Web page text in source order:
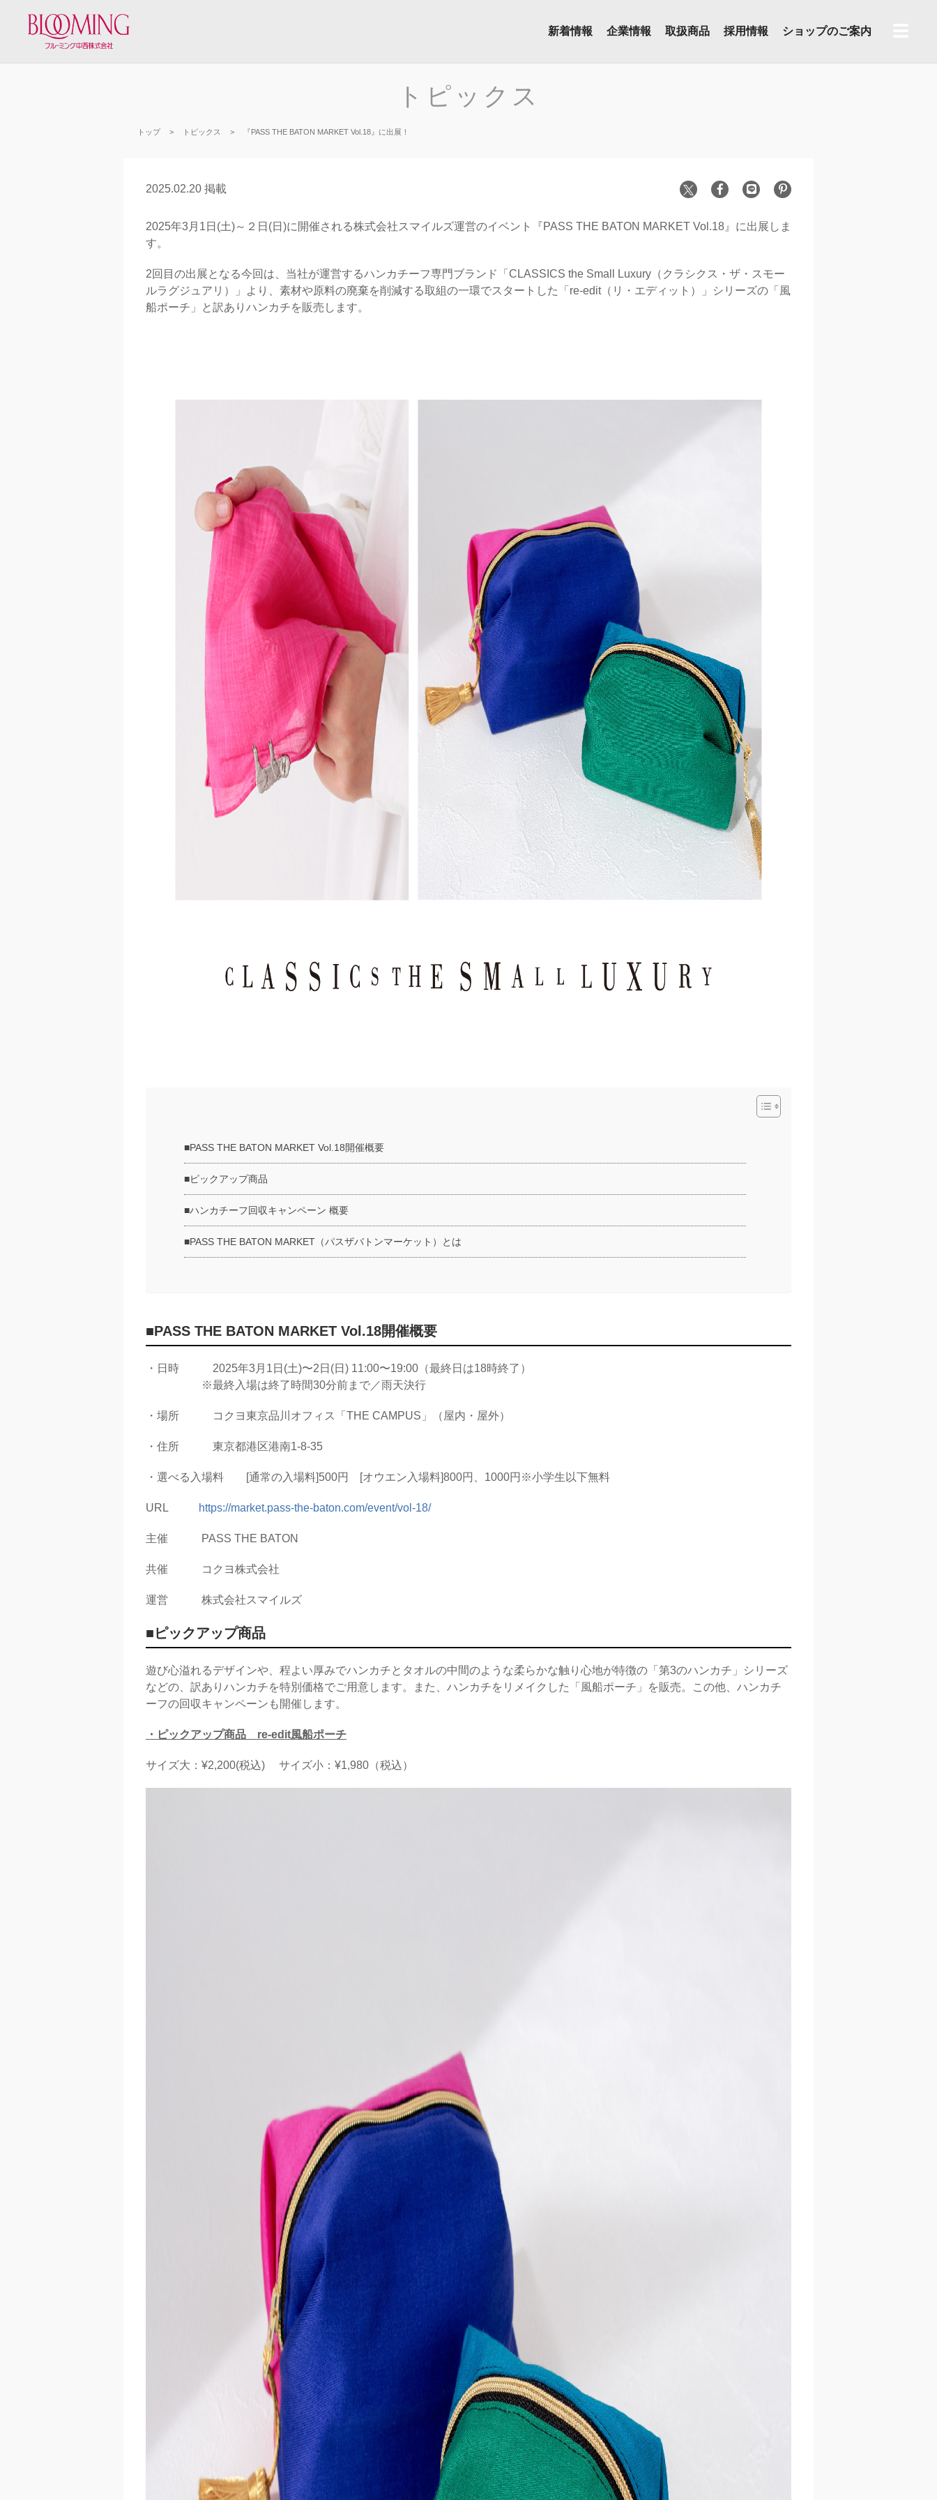
新着情報 企業情報 取扱商品 採用情報 ショップのご案内
トピックス
トップ トピックス 『PASS THE BATON MARKET Vol.18』に出展！
2025.02.20 掲載
2025年3月1日(土)～２日(日)に開催される株式会社スマイルズ運営のイベント『PASS THE BATON MARKET Vol.18』に出展しま
す。
2回目の出展となる今回は、当社が運営するハンカチーフ専門ブランド「CLASSICS the Small Luxury（クラシクス・ザ・スモー
ルラグジュアリ）」より、素材や原料の廃棄を削減する取組の一環でスタートした「re-edit（リ・エディット）」シリーズの「風
船ポーチ」と訳ありハンカチを販売します。
■PASS THE BATON MARKET Vol.18開催概要
■ピックアップ商品
■ハンカチーフ回収キャンペーン 概要
■PASS THE BATON MARKET（パスザバトンマーケット）とは
■PASS THE BATON MARKET Vol.18開催概要
・日時 2025年3月1日(土)〜2日(日) 11:00〜19:00（最終日は18時終了）
※最終入場は終了時間30分前まで／雨天決行
・場所 コクヨ東京品川オフィス「THE CAMPUS」（屋内・屋外）
・住所 東京都港区港南1-8-35
・選べる入場料 [通常の入場料]500円 [オウエン入場料]800円、1000円※小学生以下無料
URL https://market.pass-the-baton.com/event/vol-18/
主催 PASS THE BATON
共催 コクヨ株式会社
運営 株式会社スマイルズ
■ピックアップ商品
遊び心溢れるデザインや、程よい厚みでハンカチとタオルの中間のような柔らかな触り心地が特徴の「第3のハンカチ」シリーズ
などの、訳ありハンカチを特別価格でご用意します。また、ハンカチをリメイクした「風船ポーチ」を販売。この他、ハンカチ
ーフの回収キャンペーンも開催します。
・ピックアップ商品 re-edit風船ポーチ
サイズ大：¥2,200(税込) サイズ小：¥1,980（税込）